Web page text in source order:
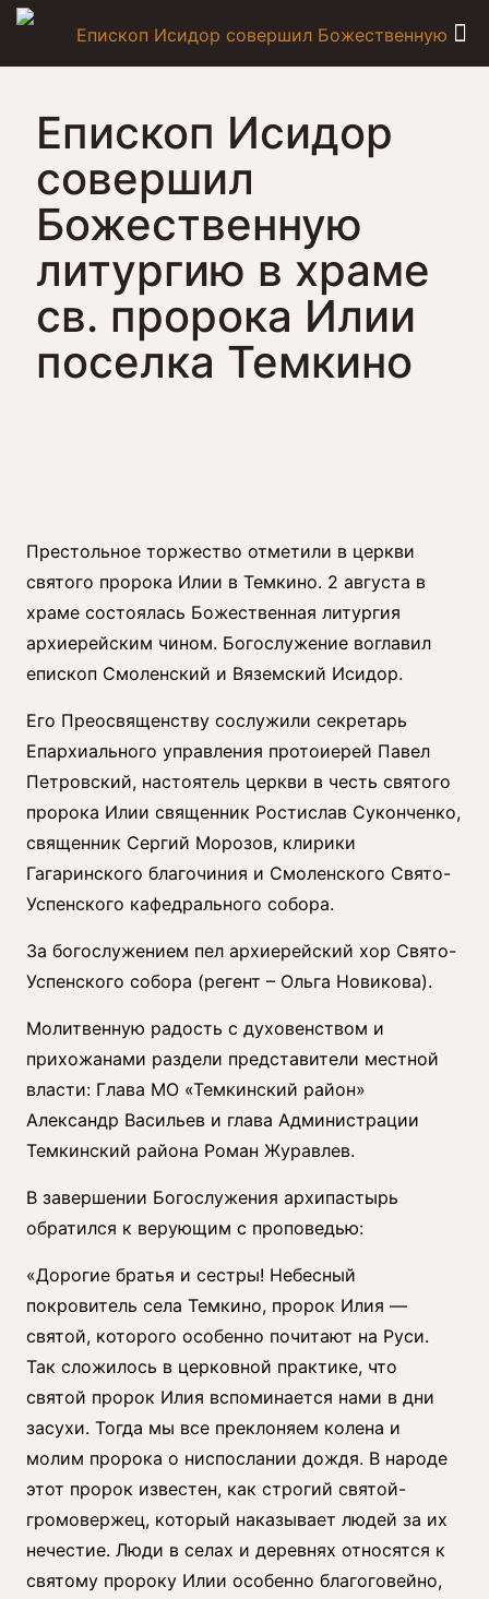
Епископ Исидор
совершил
Божественную
литургию в храме
св. пророка Илии
поселка Темкино
Престольное торжество отметили в церкви
святого пророка Илии в Темкино. 2 августа в
храме состоялась Божественная литургия
архиерейским чином. Богослужение воглавил
епископ Смоленский и Вяземский Исидор.
Его Преосвященству сослужили секретарь
Епархиального управления протоиерей Павел
Петровский, настоятель церкви в честь святого
пророка Илии священник Ростислав Суконченко,
священник Сергий Морозов, клирики
Гагаринского благочиния и Смоленского Свято-
Успенского кафедрального собора.
За богослужением пел архиерейский хор Свято-
Успенского собора (регент – Ольга Новикова).
Молитвенную радость с духовенством и
прихожанами раздели представители местной
власти: Глава МО «Темкинский район»
Александр Васильев и глава Администрации
Темкинский района Роман Журавлев.
В завершении Богослужения архипастырь
обратился к верующим с проповедью:
«Дорогие братья и сестры! Небесный
покровитель села Темкино, пророк Илия —
святой, которого особенно почитают на Руси.
Так сложилось в церковной практике, что
святой пророк Илия вспоминается нами в дни
засухи. Тогда мы все преклоняем колена и
молим пророка о ниспослании дождя. В народе
этот пророк известен, как строгий святой-
громовержец, который наказывает людей за их
нечестие. Люди в селах и деревнях относятся к
святому пророку Илии особенно благоговейно,